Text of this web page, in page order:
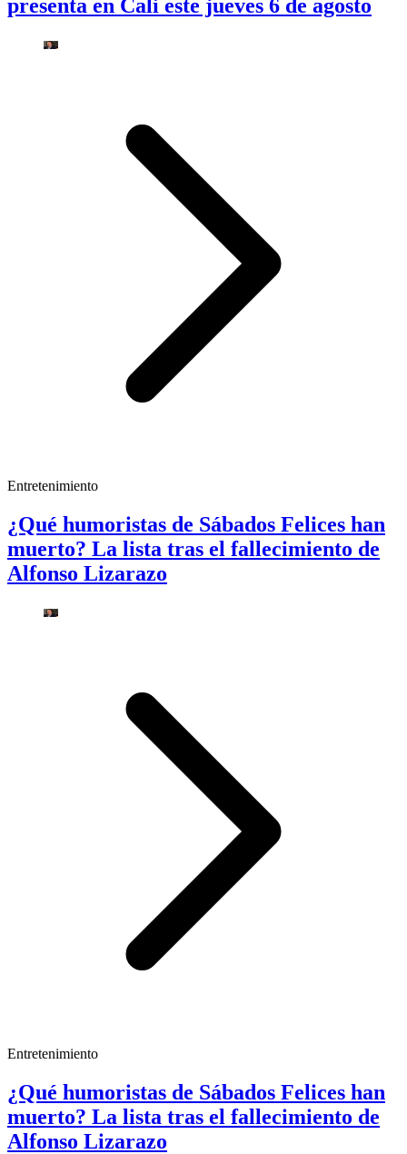
presenta en Cali este jueves 6 de agosto
Entretenimiento
¿Qué humoristas de Sábados Felices han
muerto? La lista tras el fallecimiento de
Alfonso Lizarazo
Entretenimiento
¿Qué humoristas de Sábados Felices han
muerto? La lista tras el fallecimiento de
Alfonso Lizarazo